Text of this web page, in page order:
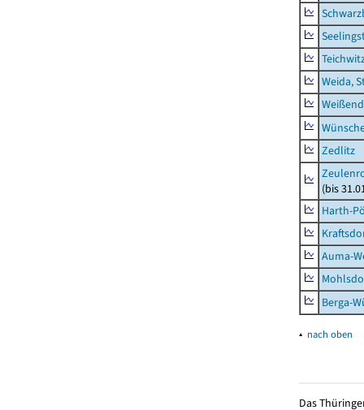
Weida,
Zedlitz
(bis
Harth-
Auma-
Berga-
▴ nach oben
Das